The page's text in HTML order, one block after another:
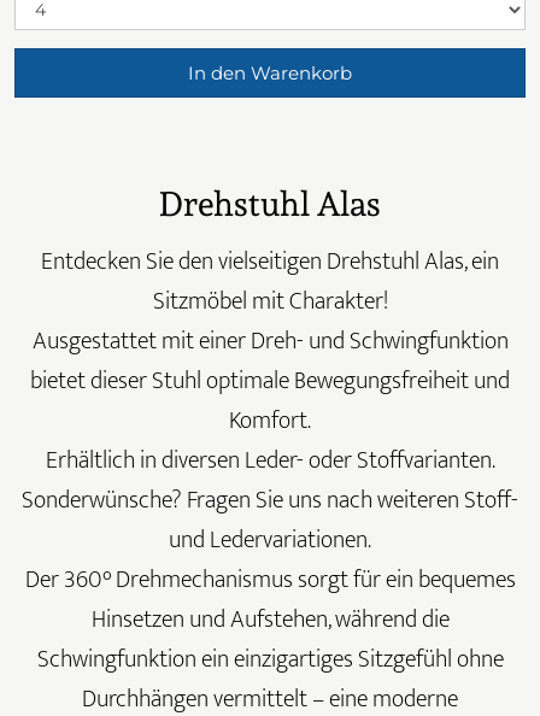
In den Warenkorb
Drehstuhl Alas
Entdecken Sie den vielseitigen Drehstuhl Alas, ein
Sitzmöbel mit Charakter!
Ausgestattet mit einer Dreh- und Schwingfunktion
bietet dieser Stuhl optimale Bewegungsfreiheit und
Komfort.
Erhältlich in diversen Leder- oder Stoffvarianten.
Sonderwünsche? Fragen Sie uns nach weiteren Stoff-
und Ledervariationen.
Der 360° Drehmechanismus sorgt für ein bequemes
Hinsetzen und Aufstehen, während die
Schwingfunktion ein einzigartiges Sitzgefühl ohne
Durchhängen vermittelt – eine moderne